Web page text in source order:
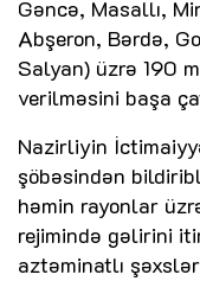
Gəncə, Masallı,
Abşeron, Bərdə,
Salyan) üzrə 190
verilməsini başa
Nazirliyin
şöbəsindən
həmin rayonlar
rejimində gəlirini
aztəminatlı